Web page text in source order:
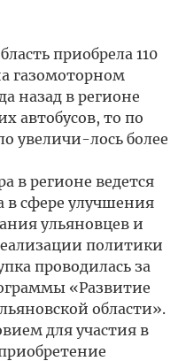
приобрела 110
газомоторном
назад в регионе
автобусов, то по
увеличи-лось более
в регионе ведется
в сфере улучшения
ульяновцев и
политики
проводилась за
«Развитие
области».
для участия в